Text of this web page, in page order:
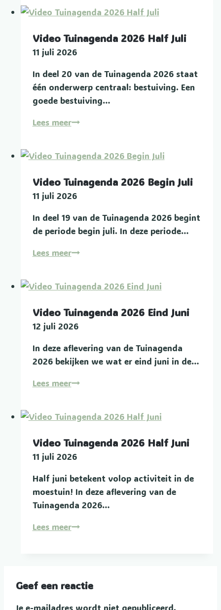
Eind
Video Tuinagenda 2026 Half Juli
11 juli 2026
In deel 20 van de Tuinagenda 2026 staat
één onderwerp centraal: bestuiving. Een
goede bestuiving…
Lees meerVideo
Half
Video Tuinagenda 2026 Begin Juli
11 juli 2026
In deel 19 van de Tuinagenda 2026 begint
de periode begin juli. In deze periode…
Lees meerVideo
Begin
Video Tuinagenda 2026 Eind Juni
12 juli 2026
In deze aflevering van de Tuinagenda
2026 bekijken we wat er eind juni in de…
Lees meerVideo
Eind
Video Tuinagenda 2026 Half Juni
11 juli 2026
Half juni betekent volop activiteit in de
moestuin! In deze aflevering van de
Tuinagenda 2026…
Lees meerVideo
Juni
Geef een reactie
Je e-mailadres wordt niet gepubliceerd.